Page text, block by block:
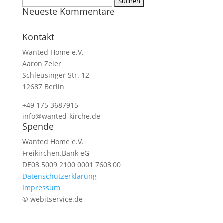
nach:
Neueste Kommentare
Kontakt
Wanted Home e.V.
Aaron Zeier
Schleusinger Str. 12
12687 Berlin
+49 175 3687915
info@wanted-kirche.de
Spende
Wanted Home e.V.
Freikirchen.Bank eG
DE03 5009 2100 0001 7603 00
Datenschutzerklärung
Impressum
© webitservice.de